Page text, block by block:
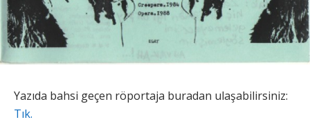
Yazıda bahsi geçen röportaja buradan ulaşabilirsiniz:
Tık.